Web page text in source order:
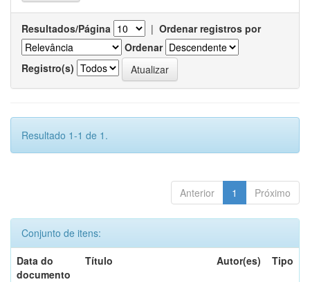
Resultados/Página | Ordenar registros por
Ordenar
Registro(s)
Resultado 1-1 de 1.
Anterior 1 Próximo
Conjunto de itens:
Data do
documento
Título Autor(es) Tipo